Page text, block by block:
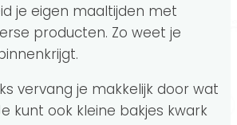
je eigen maaltijden met
producten. Zo weet je
vervang je makkelijk door wat
kunt ook kleine bakjes kwark